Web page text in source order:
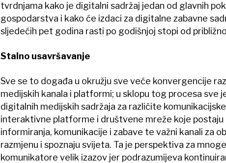
tvrdnjama kako je digitalni sadržaj jedan od glavnih
gospodarstva i kako će izdaci za digitalne zabavne
sljedećih pet godina rasti po godišnjoj stopi od
Stalno usavršavanje
Sve se to događa u okružju sve veće konvergencije
medijskih kanala i platformi; u sklopu tog procesa sve
digitalnih medijskih sadržaja za različite
interaktivne platforme i društvene mreže koje postaju
informiranja, komunikacije i zabave te važni kanali za
razmjenu i spoznaju svijeta. Ta je perspektiva za
komunikatore velik izazov jer podrazumijeva